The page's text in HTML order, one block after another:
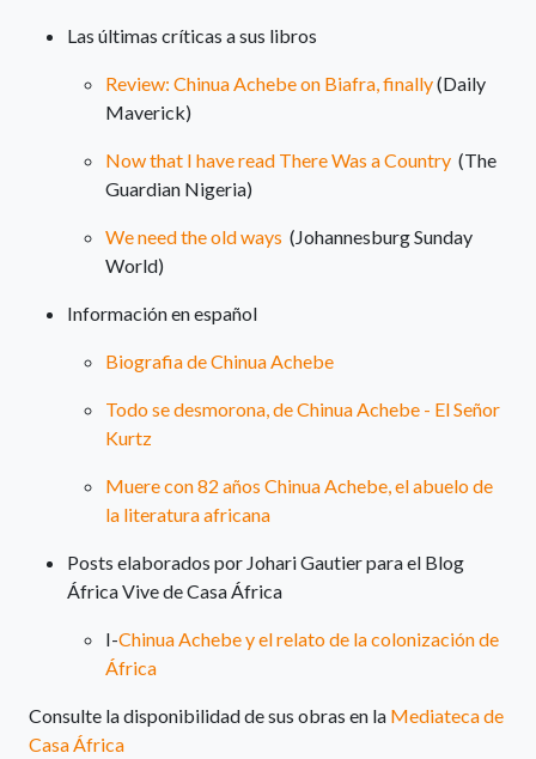
Las últimas críticas a sus libros
Review: Chinua Achebe on Biafra, finally(Daily
Maverick)
Now that I have read There Was a Country (The
Guardian Nigeria)
We need the old ways (Johannesburg Sunday
World)
Información en español
Biografia de Chinua Achebe
Todo se desmorona, de Chinua Achebe - El Señor
Kurtz
Muere con 82 años Chinua Achebe, el abuelo de
la literatura africana
Posts elaborados por Johari Gautier para el Blog
África Vive de Casa África
I-Chinua Achebe y el relato de la colonización de
África
Consulte la disponibilidad de sus obras en la Mediateca de
Casa África